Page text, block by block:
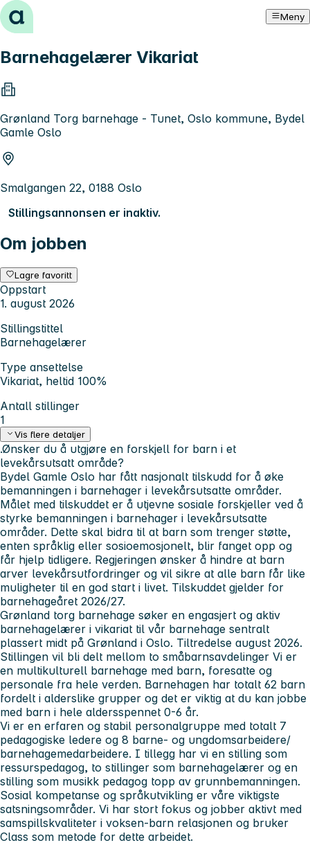
Hopp til innhold Meny
Barnehagelærer Vikariat
Grønland Torg barnehage - Tunet, Oslo kommune, Bydel
Gamle Oslo
Smalgangen 22, 0188 Oslo
Stillingsannonsen er inaktiv.
Om jobben
Lagre favoritt
Oppstart
1. august 2026
Stillingstittel
Barnehagelærer
Type ansettelse
Vikariat, heltid 100%
Antall stillinger
1
Vis flere detaljer
.Ønsker du å utgjøre en forskjell for barn i et
levekårsutsatt område?
Bydel Gamle Oslo har fått nasjonalt tilskudd for å øke
bemanningen i barnehager i levekårsutsatte områder.
Målet med tilskuddet er å utjevne sosiale forskjeller ved å
styrke bemanningen i barnehager i levekårsutsatte
områder. Dette skal bidra til at barn som trenger støtte,
enten språklig eller sosioemosjonelt, blir fanget opp og
får hjelp tidligere. Regjeringen ønsker å hindre at barn
arver levekårsutfordringer og vil sikre at alle barn får like
muligheter til en god start i livet. Tilskuddet gjelder for
barnehageåret 2026/27.
Grønland torg barnehage søker en engasjert og aktiv
barnehagelærer i vikariat til vår barnehage sentralt
plassert midt på Grønland i Oslo. Tiltredelse august 2026.
Stillingen vil bli delt mellom to småbarnsavdelinger Vi er
en multikulturell barnehage med barn, foresatte og
personale fra hele verden. Barnehagen har totalt 62 barn
fordelt i alderslike grupper og det er viktig at du kan jobbe
med barn i hele aldersspennet 0-6 år.
Vi er en erfaren og stabil personalgruppe med totalt 7
pedagogiske ledere og 8 barne- og ungdomsarbeidere/
barnehagemedarbeidere. I tillegg har vi en stilling som
ressurspedagog, to stillinger som barnehagelærer og en
stilling som musikk pedagog topp av grunnbemanningen.
Sosial kompetanse og språkutvikling er våre viktigste
satsningsområder. Vi har stort fokus og jobber aktivt med
samspillskvaliteter i voksen-barn relasjonen og bruker
Class som metode for dette arbeidet.